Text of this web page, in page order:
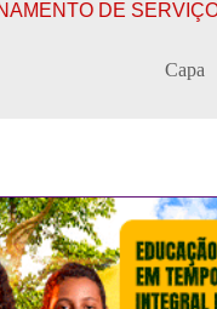
E COMÉRCIOS
Capa